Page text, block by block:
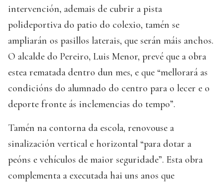
intervención, ademais de cubrir a pista
polideportiva do patio do colexio, tamén se
ampliarán os pasillos laterais, que serán máis anchos.
O alcalde do Pereiro, Luis Menor, prevé que a obra
estea rematada dentro dun mes, e que “mellorará as
condicións do alumnado do centro para o lecer e o
deporte fronte ás inclemencias do tempo”.
Tamén na contorna da escola, renovouse a
sinalización vertical e horizontal “para dotar a
peóns e vehículos de maior seguridade”. Esta obra
complementa a executada hai uns anos que